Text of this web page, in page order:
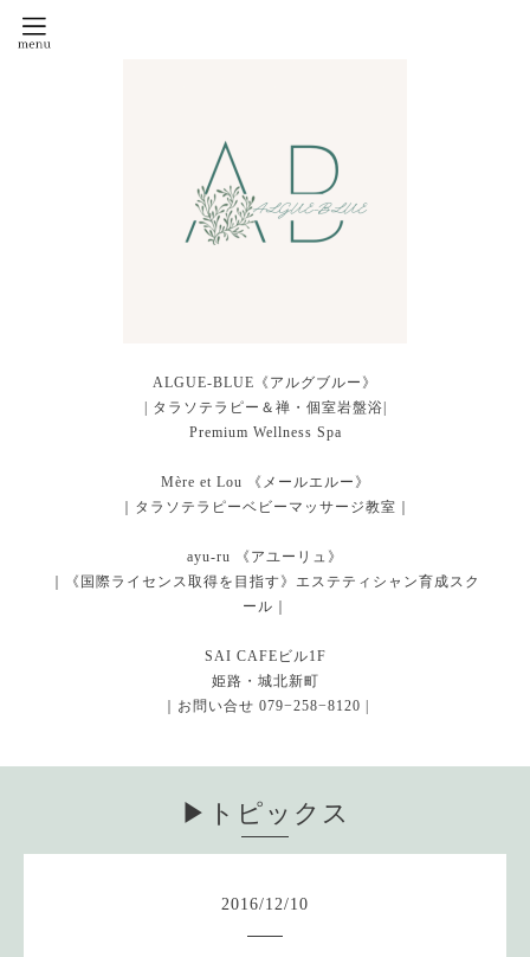
ALGUE-BLUE《アルグブルー》
| タラソテラピー＆禅・個室岩盤浴|
Premium Wellness Spa
Mère et Lou 《メールエルー》
｜タラソテラピーベビーマッサージ教室｜
ayu-ru 《アユーリュ》
｜《国際ライセンス取得を目指す》エステティシャン育成スク
ール｜
SAI CAFEビル1F
姫路・城北新町
｜お問い合せ 079−258−8120 |
▶︎トピックス
2016/12/10